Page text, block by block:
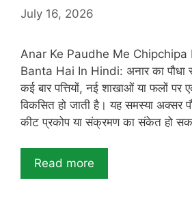
July 16, 2026
Anar Ke Paudhe Me Chipchipa
Banta Hai In Hindi: अनार का पौधा
कई बार पत्तियों, नई शाखाओं या फलों पर
विकसित हो जाती है। यह समस्या अक्सर
कीट प्रकोप या संक्रमण का संकेत हो
Read more